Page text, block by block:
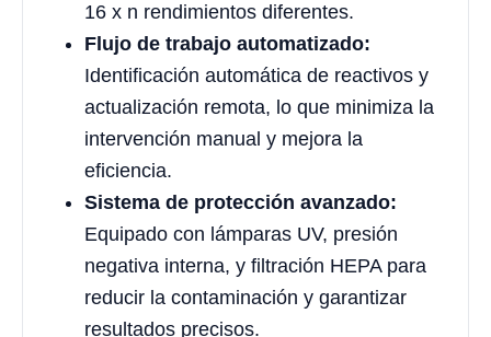
16 x n rendimientos diferentes.
Flujo de trabajo automatizado:
Identificación automática de reactivos y
actualización remota, lo que minimiza la
intervención manual y mejora la
eficiencia.
Sistema de protección avanzado:
Equipado con lámparas UV, presión
negativa interna, y filtración HEPA para
reducir la contaminación y garantizar
resultados precisos.